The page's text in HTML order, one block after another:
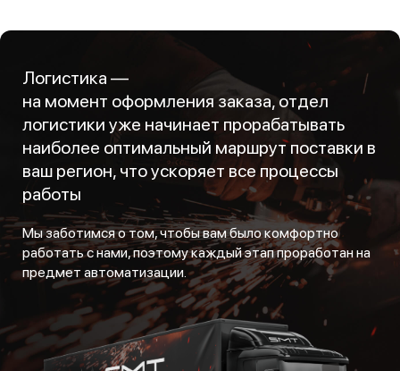
Логистика —
на момент оформления заказа, отдел
логистики уже начинает прорабатывать
наиболее оптимальный маршрут поставки в
ваш регион, что ускоряет все процессы
работы
Мы заботимся о том, чтобы вам было комфортно
работать с нами, поэтому каждый этап проработан на
предмет автоматизации.